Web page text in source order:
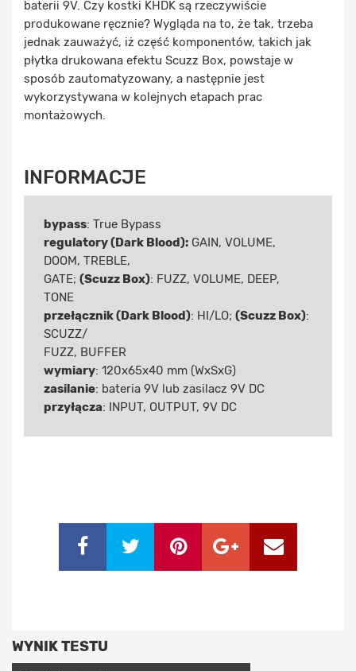
baterii 9V. Czy kostki KHDK są rzeczywiście
produkowane ręcznie? Wygląda na to, że tak, trzeba
jednak zauważyć, iż część komponentów, takich jak
płytka drukowana efektu Scuzz Box, powstaje w
sposób zautomatyzowany, a następnie jest
wykorzystywana w kolejnych etapach prac
montażowych.
INFORMACJE
bypass: True Bypass
regulatory (Dark Blood): GAIN, VOLUME,
DOOM, TREBLE,
GATE; (Scuzz Box): FUZZ, VOLUME, DEEP,
TONE
przełącznik (Dark Blood): HI/LO; (Scuzz Box):
SCUZZ/
FUZZ, BUFFER
wymiary: 120x65x40 mm (WxSxG)
zasilanie: bateria 9V lub zasilacz 9V DC
przyłącza: INPUT, OUTPUT, 9V DC
WYNIK TESTU